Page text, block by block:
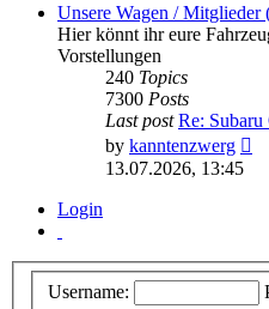
Unsere Wagen /
Hier könnt ihr eure
Vorstellungen
240 Topics
7300 Posts
Last post Re: Subaru
by kanntenzwerg
13.07.2026, 13:45
Login
Username: